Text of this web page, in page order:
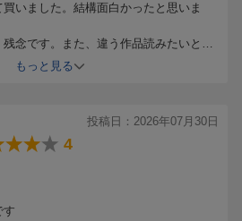
いました。結構面白かったと思いま
念です。また、違う作品読みたいと思
もっと見る
投稿日：2026年07月30日
4
す